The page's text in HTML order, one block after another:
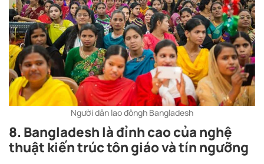
Người dân lao đôngh Bangladesh
8. Bangladesh là đỉnh cao của nghệ
thuật kiến trúc tôn giáo và tín ngưỡng